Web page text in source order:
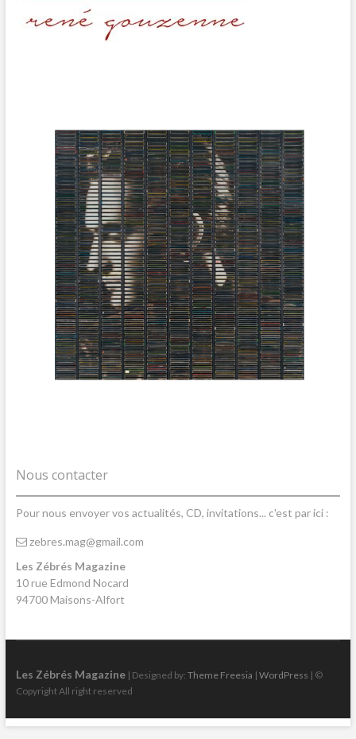
Nous contacter
Pour nous envoyer vos actualités, CD, invitations... c'est par ici :
zebres.mag@gmail.com
Les Zébrés Magazine
10 rue Edmond Nocard
94700 Maisons-Alfort
Les Zébrés Magazine| Designed by: Theme Freesia | WordPress | ©
Copyright All right reserved